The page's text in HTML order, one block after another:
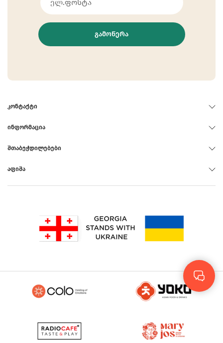
ᲒᲐᲛᲝᲬᲔᲠᲐ
ᲙᲝᲜᲢᲐᲥᲢᲘ
ᲘᲜᲤᲝᲠᲛᲐᲪᲘᲐ
ᲨᲗᲐᲑᲔᲭᲓᲘᲚᲔᲑᲔᲑᲘ
ᲐᲤᲘᲨᲐ
Rus